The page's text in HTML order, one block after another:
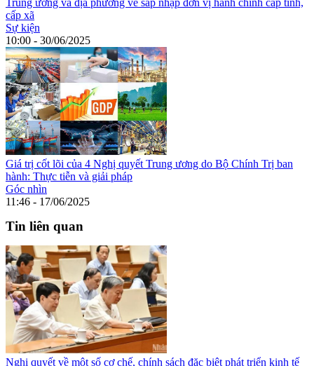
cấp xã
Sự kiện
10:00 - 30/06/2025
Giá trị cốt lõi của 4 Nghị quyết Trung ương do Bộ Chính Trị ban
hành: Thực tiễn và giải pháp
Góc nhìn
11:46 - 17/06/2025
Tin liên quan
Nghị quyết về một số cơ chế, chính sách đặc biệt phát triển kinh tế